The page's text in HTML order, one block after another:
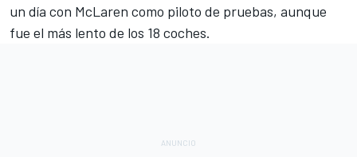
un día con McLaren como piloto de pruebas, aunque
fue el más lento de los 18 coches.